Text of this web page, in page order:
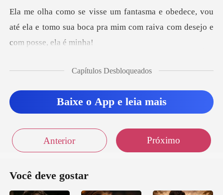
Sair
dece, vou
até ela e tomo sua boca pra mim c
ra não brincar
e saber que é
minha, solto seus lábio
Capítulos Desbloqueados
Baixe o App e leia mais
Anterior Próximo
Você deve gostar